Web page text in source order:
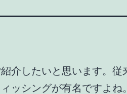
介したいと思います。従
ッシングが有名ですよね